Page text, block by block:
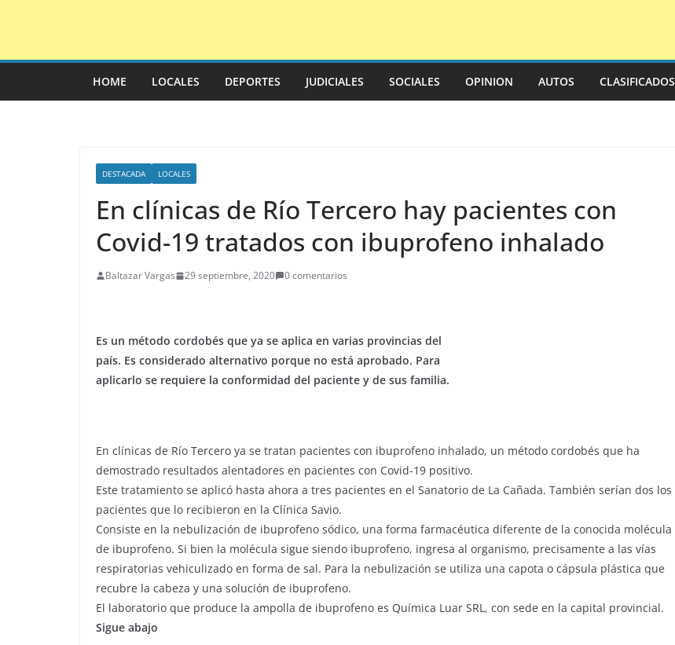
HOME LOCALES DEPORTES JUDICIALES SOCIALES OPINION AUTOS CLASIFICADOS
DESTACADA LOCALES
En clínicas de Río Tercero hay pacientes con
Covid-19 tratados con ibuprofeno inhalado
Baltazar Vargas 29 septiembre, 2020 0 comentarios
Es un método cordobés que ya se aplica en varias provincias del
país. Es considerado alternativo porque no está aprobado. Para
aplicarlo se requiere la conformidad del paciente y de sus familia.
En clínicas de Río Tercero ya se tratan pacientes con ibuprofeno inhalado, un método cordobés que ha
demostrado resultados alentadores en pacientes con Covid-19 positivo.
Este tratamiento se aplicó hasta ahora a tres pacientes en el Sanatorio de La Cañada. También serían dos los
pacientes que lo recibieron en la Clínica Savio.
Consiste en la nebulización de ibuprofeno sódico, una forma farmacéutica diferente de la conocida molécula
de ibuprofeno. Si bien la molécula sigue siendo ibuprofeno, ingresa al organismo, precisamente a las vías
respiratorias vehiculizado en forma de sal. Para la nebulización se utiliza una capota o cápsula plástica que
recubre la cabeza y una solución de ibuprofeno.
El laboratorio que produce la ampolla de ibuprofeno es Química Luar SRL, con sede en la capital provincial.
Sigue abajo